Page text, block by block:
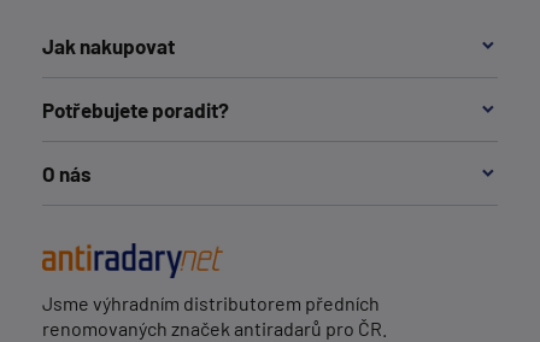
Jak nakupovat
Potřebujete poradit?
O nás
Jsme výhradním distributorem předních
renomovaných značek antiradarů pro ČR.